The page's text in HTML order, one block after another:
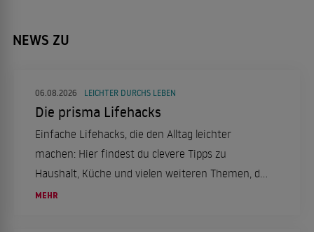
NEWS ZU
06.08.2026 LEICHTER DURCHS LEBEN
Die prisma Lifehacks
Einfache Lifehacks, die den Alltag leichter
machen: Hier findest du clevere Tipps zu
Haushalt, Küche und vielen weiteren Themen, die
Zeit und Nerven sparen.
MEHR